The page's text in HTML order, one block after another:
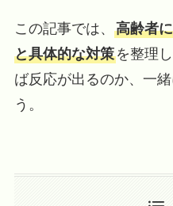
この記事では、 高齢者
と具体的な対策を整理
ば反応が出るのか、一
う。